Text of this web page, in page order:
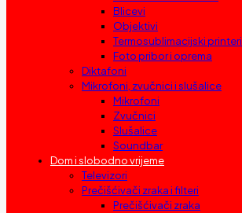
Blicevi
Objektivi
Termosublimacijski printeri
Foto pribor i oprema
Diktafoni
Mikrofoni, zvučnici i slušalice
Mikrofoni
Zvučnici
Slušalice
Soundbar
Dom i slobodno vrijeme
Televizori
Prečišćivači zraka i filteri
Prečišćivači zraka